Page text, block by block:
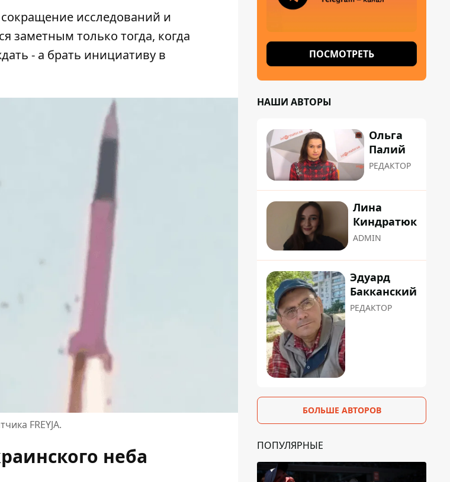
сокращение исследований и
заметным только тогда, когда
- а брать инициативу в
FREYJA.
неба
ПОСМОТРЕТЬ
НАШИ АВТОРЫ
Ольга
Палий
РЕДАКТОР
Лина
Киндратюк
ADMIN
Эдуард
Бакканский
РЕДАКТОР
БОЛЬШЕ АВТОРОВ
ПОПУЛЯРНЫЕ